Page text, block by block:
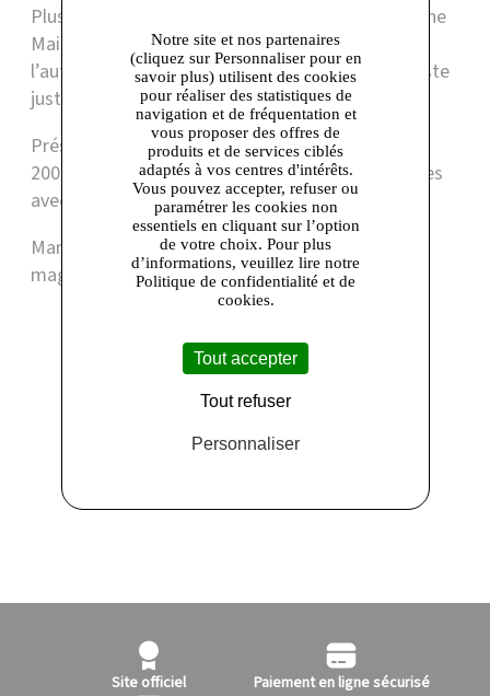
Plus qu’une Marque de vêtements, Cotélac est une
Maison de création textile française qui célèbre
l’authenticité, l’indépendance et la beauté du geste
juste.
Présent dans le réseau Marques Avenue depuis
2008, Cotélac propose ses collections précédentes
avec une remise minimale de 30 % toute l'année.
Marques Avenue Corbeil-Essonnes | Contact
magasin : 01 60 89 85 13
Boutique présente dans les centres
Site officiel Paiement en ligne sécurisé
Notre site et nos partenaires
(cliquez sur Personnaliser pour en
savoir plus) utilisent des cookies
pour réaliser des statistiques de
navigation et de fréquentation et
vous proposer des offres de
produits et de services ciblés
adaptés à vos centres d'intérêts.
Vous pouvez accepter, refuser ou
paramétrer les cookies non
essentiels en cliquant sur l’option
de votre choix. Pour plus
d’informations, veuillez lire notre
Politique de confidentialité et de
cookies.
Tout accepter
Tout refuser
Personnaliser